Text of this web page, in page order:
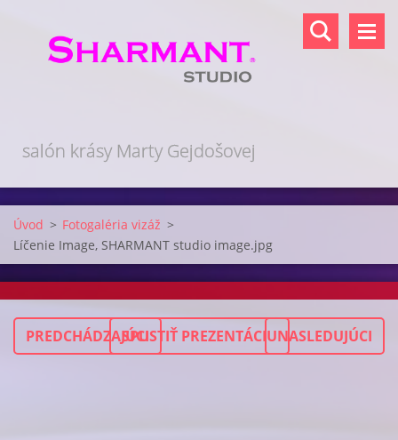
salón krásy Marty Gejdošovej
Úvod > Fotogaléria vizáž >
Líčenie Image, SHARMANT studio image.jpg
PREDCHÁDZAJÚCISPUSTIŤ PREZENTÁCIUNASLEDUJÚCI